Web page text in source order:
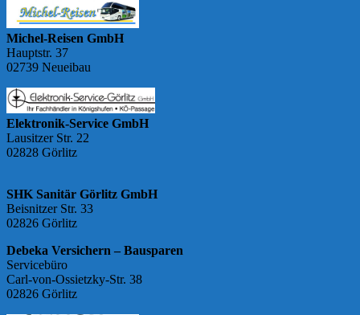
Michel-Reisen GmbH
Hauptstr. 37
02739 Neueibau
Elektronik-Service GmbH
Lausitzer Str. 22
02828 Görlitz
SHK Sanitär Görlitz GmbH
Beisnitzer Str. 33
02826 Görlitz
Debeka Versichern – Bausparen
Servicebüro
Carl-von-Ossietzky-Str. 38
02826 Görlitz